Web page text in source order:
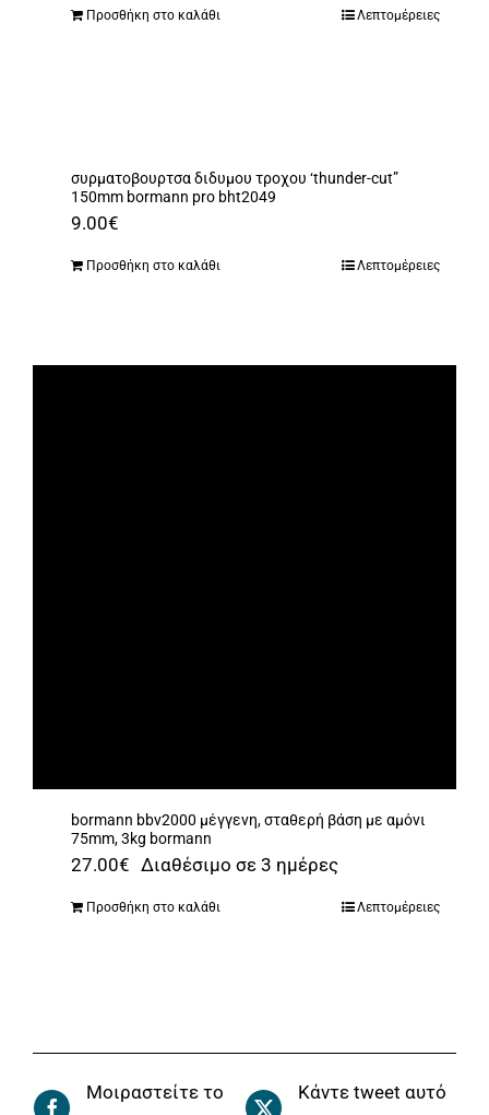
Προσθήκη στο καλάθι Λεπτομέρειες
συρματοβουρτσα διδυμου τροχου ‘thunder-cut”
150mm bormann pro bht2049
9.00€
Προσθήκη στο καλάθι Λεπτομέρειες
bormann bbv2000 μέγγενη, σταθερή βάση με αμόνι
75mm, 3kg bormann
27.00€ Διαθέσιμο σε 3 ημέρες
Προσθήκη στο καλάθι Λεπτομέρειες
Μοιραστείτε το
Κάντε tweet αυτό